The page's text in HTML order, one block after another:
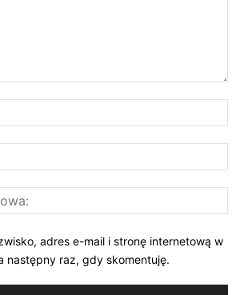
adres e-mail i stronę internetową w
następny raz, gdy skomentuję.